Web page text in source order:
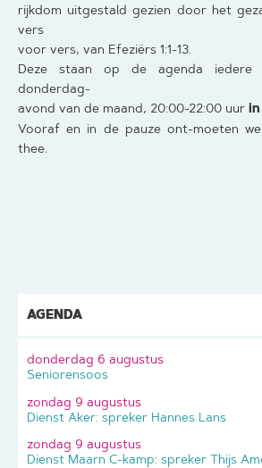
rijkdom uitgestald gezien door het
vers
voor vers, van Efeziërs 1:1-13.
Deze staan op de agenda iedere
donderdag-
avond van de maand, 20:00-22:00 uur
Vooraf en in de pauze ont-moeten
thee.
AGENDA
donderdag 6 augustus
Seniorensoos
zondag 9 augustus
Dienst Aker: spreker Hannes Lans
zondag 9 augustus
Dienst Maarn C-kamp: spreker Thijs